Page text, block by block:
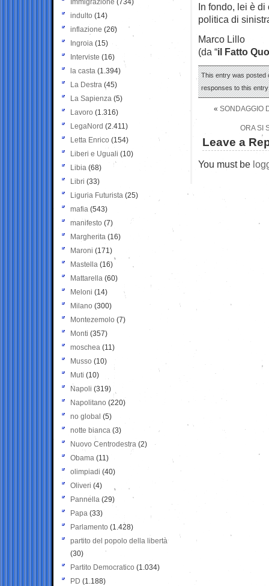
In fondo, lei è
politica di
Marco Lillo
(da “il Fatto
This entry was posted
responses to this
« SONDAGGIO
ORA SI
Leave a
You must be
Immigrazione (734)
indulto (14)
inflazione (26)
Ingroia (15)
Interviste (16)
la casta (1.394)
La Destra (45)
La Sapienza (5)
Lavoro (1.316)
LegaNord (2.411)
Letta Enrico (154)
Liberi e Uguali (10)
Libia (68)
Libri (33)
Liguria Futurista (25)
mafia (543)
manifesto (7)
Margherita (16)
Maroni (171)
Mastella (16)
Mattarella (60)
Meloni (14)
Milano (300)
Montezemolo (7)
Monti (357)
moschea (11)
Musso (10)
Muti (10)
Napoli (319)
Napolitano (220)
no global (5)
notte bianca (3)
Nuovo Centrodestra (2)
Obama (11)
olimpiadi (40)
Oliveri (4)
Pannella (29)
Papa (33)
Parlamento (1.428)
partito del popolo della libertà
(30)
Partito Democratico (1.034)
PD (1.188)